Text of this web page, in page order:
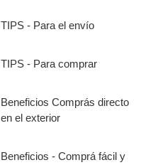
TIPS - Para el envío
TIPS - Para comprar
Beneficios Comprás directo
en el exterior
Beneficios - Comprá fácil y